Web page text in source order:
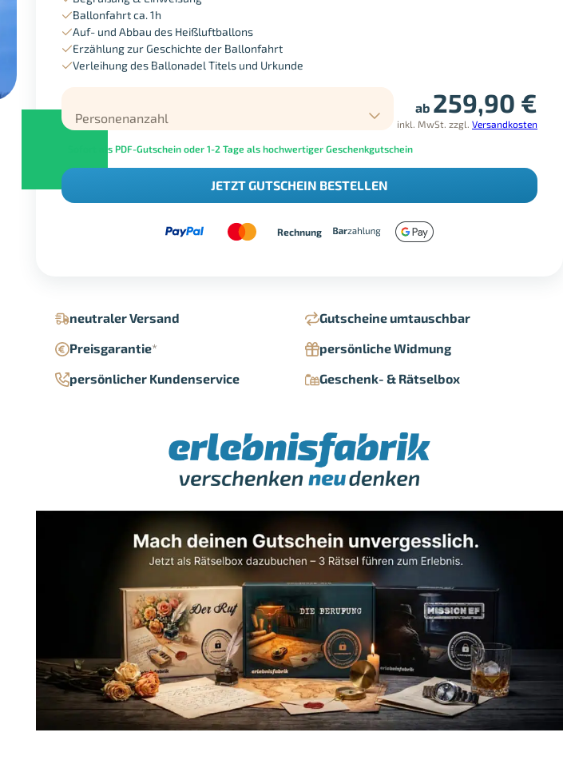
Ballonfahrt ca. 1h
Auf- und Abbau des Heißluftballons
Erzählung zur Geschichte der Ballonfahrt
Verleihung des Ballonadel Titels und Urkunde
Personenanzahl
ab 259,90 €
inkl. MwSt. zzgl. Versandkosten
Sofort als PDF-Gutschein oder 1-2 Tage als hochwertiger Geschenkgutschein
JETZT GUTSCHEIN BESTELLEN
Rechnung
neutraler Versand
Gutscheine umtauschbar
Preisgarantie*
persönliche Widmung
persönlicher Kundenservice
Geschenk- & Rätselbox